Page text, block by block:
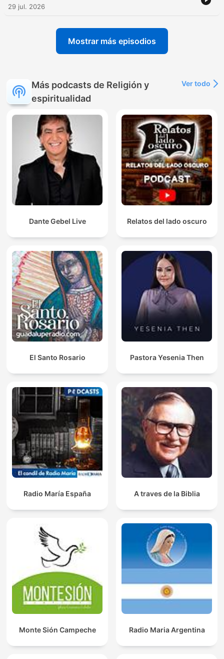
29 jul. 2026
Mostrar más episodios
Más podcasts de Religión y
espiritualidad
Ver todo
Dante Gebel Live Relatos del lado oscuro
El Santo Rosario Pastora Yesenia Then
Radio María España A traves de la Biblia
Monte Sión Campeche Radio Maria Argentina